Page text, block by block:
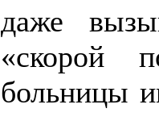
даже
«скорой
больницы